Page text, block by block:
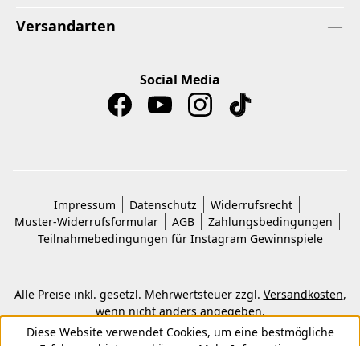
Versandarten
Social Media
Impressum Datenschutz
Widerrufsrecht
Muster-Widerrufsformular
AGB
Zahlungsbedingungen
Teilnahmebedingungen für Instagram Gewinnspiele
Alle Preise inkl. gesetzl. Mehrwertsteuer zzgl. Versandkosten,
wenn nicht anders angegeben.
© 2026 Copyright © Kwon KG. Alle Rechte vorbehalten.
Diese Website verwendet Cookies, um eine bestmögliche